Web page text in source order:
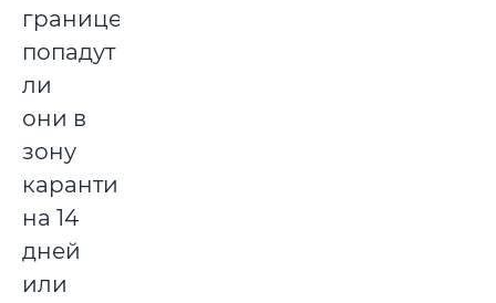
границе,
попадут
ли
они в
зону
карантина
на 14
дней
или